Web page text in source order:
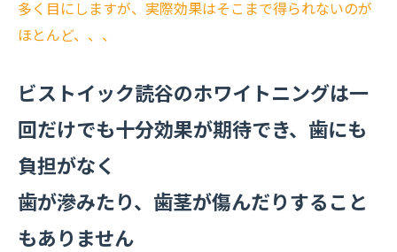
多く目にしますが、実際効果はそこまで得られないのが
ほとんど、、、
ビストイック読谷のホワイトニングは一
回だけでも十分効果が期待でき、歯にも
負担がなく
歯が滲みたり、歯茎が傷んだりすること
もありません